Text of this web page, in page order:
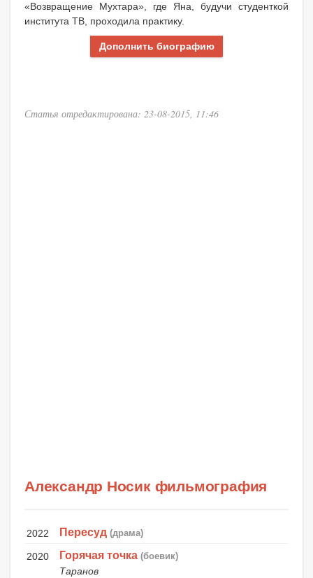
«Возвращение Мухтара», где Яна, будучи студенткой
института ТВ, проходила практику.
Дополнить биографию
Статья отредактирована: 23-08-2015, 11:46
Александр Носик фильмография
2022 Пересуд (драма)
2020 Горячая точка (боевик)
Таранов